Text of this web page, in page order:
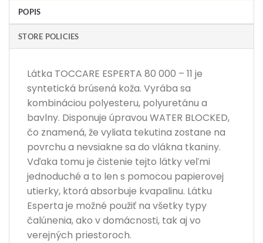
POPIS
STORE POLICIES
Látka TOCCARE ESPERTA 80 000 – 11 je
syntetická brúsená koža. Vyrába sa
kombináciou polyesteru, polyuretánu a
bavlny. Disponuje úpravou WATER BLOCKED,
čo znamená, že vyliata tekutina zostane na
povrchu a nevsiakne sa do vlákna tkaniny.
Vďaka tomu je čistenie tejto látky veľmi
jednoduché a to len s pomocou papierovej
utierky, ktorá absorbuje kvapalinu. Látku
Esperta je možné použiť na všetky typy
čalúnenia, ako v domácnosti, tak aj vo
verejných priestoroch.